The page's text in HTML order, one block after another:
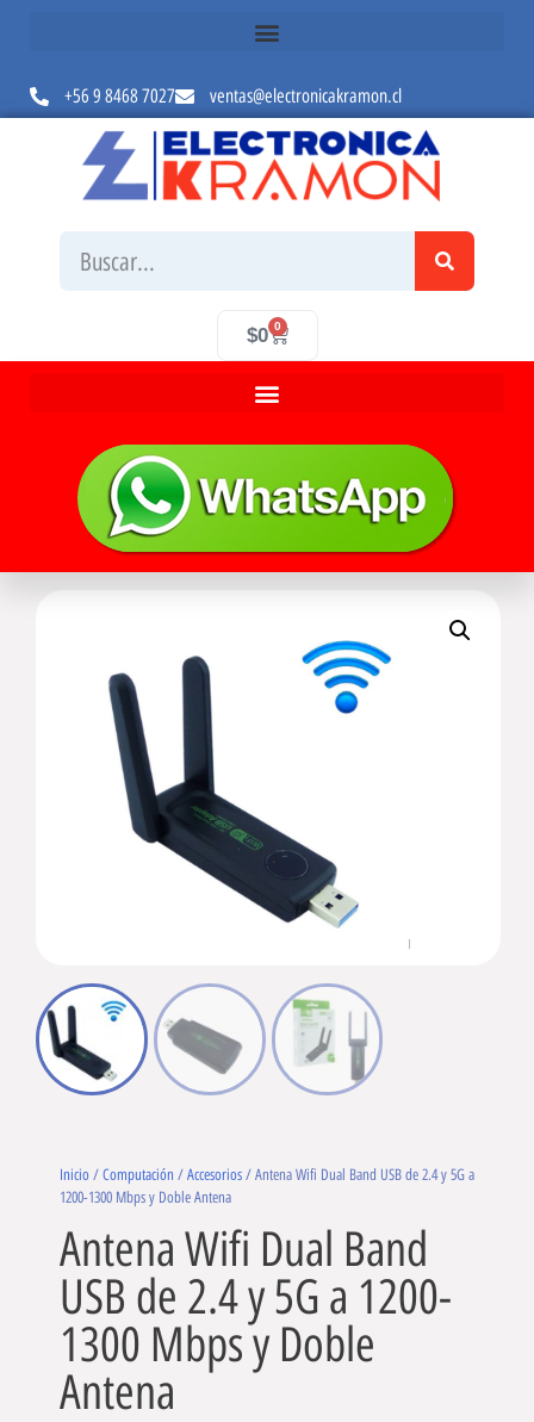
+56 9 8468 7027 ventas@electronicakramon.cl
$0 0
Inicio / Computación / Accesorios / Antena Wifi Dual Band USB de 2.4 y 5G a
1200-1300 Mbps y Doble Antena
Antena Wifi Dual Band
USB de 2.4 y 5G a 1200-
1300 Mbps y Doble
Antena